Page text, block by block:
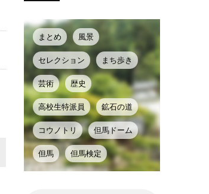
まとめ 風景
セレクション まち歩き
芸術 歴史
高校生特派員 鉱石の道
コウノトリ 但馬ドーム
但馬 但馬検定